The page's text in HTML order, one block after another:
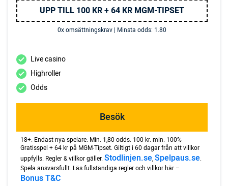
UPP TILL 100 KR + 64 KR MGM-TIPSET
0x omsättningskrav | Minsta odds: 1.80
Live casino
Highroller
Odds
Besök
18+. Endast nya spelare. Min. 1,80 odds. 100 kr. min. 100%
Gratisspel + 64 kr på MGM-Tipset. Giltigt i 60 dagar från att villkor
uppfylls. Regler & villkor gäller. Stodlinjen.se,Spelpaus.se.
Spela ansvarsfullt. Läs fullständiga regler och villkor här –
Bonus T&C